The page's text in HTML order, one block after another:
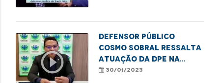
play_circle_outline
Defensor público
Cosmo Sobral ressalta
atuação da DPE na
garantia dos direitos
30/01/2023